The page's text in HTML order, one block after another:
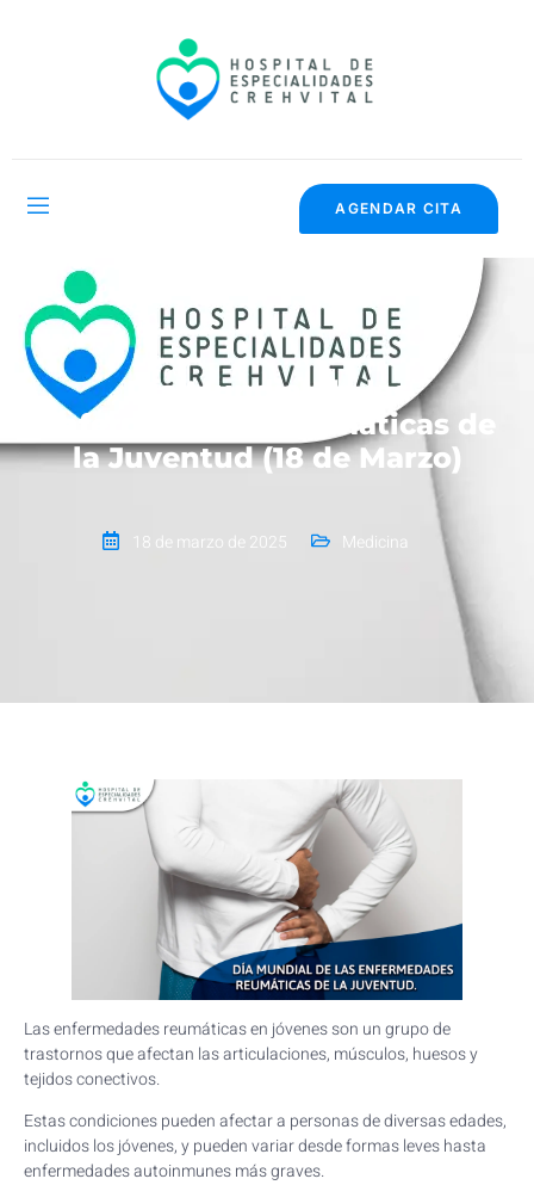
AGENDAR CITA
Día Mundial de las
Enfermedades Reumáticas de
la Juventud (18 de Marzo)
18 de marzo de 2025 Medicina
Las enfermedades reumáticas en jóvenes son un grupo de
trastornos que afectan las articulaciones, músculos, huesos y
tejidos conectivos.
Estas condiciones pueden afectar a personas de diversas edades,
incluidos los jóvenes, y pueden variar desde formas leves hasta
enfermedades autoinmunes más graves.